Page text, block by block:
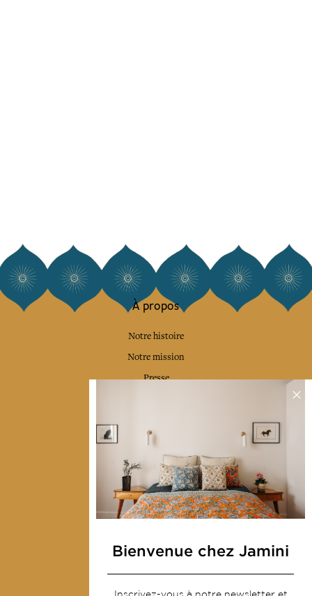
À propos
Notre histoire
Notre mission
Presse
Collections
Déco & Linge de maison
Linge de table
Sacs & pochettes
Services
Bienvenue chez Jamini